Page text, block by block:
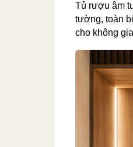
Tủ rượu âm
tường, toàn
cho không